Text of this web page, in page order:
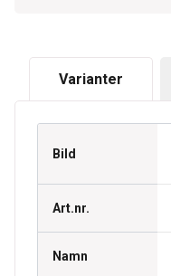
Varianter
Bild
Art.nr.
Namn